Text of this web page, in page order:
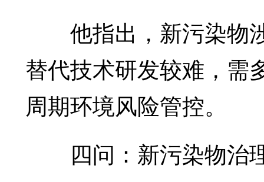
他指出，新污染物
替代技术研发较难，需
周期环境风险管控。
四问：新污染物治